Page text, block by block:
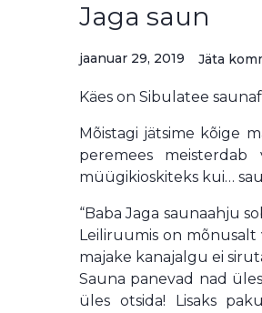
Jaga saun
jaanuar 29, 2019 Jäta
Käes on Sibulatee
Mõistagi jätsime kõige
peremees
müügikioskiteks kui…
“Baba Jaga saunaahju
Leiliruumis on
majake kanajalgu ei
Sauna panevad nad
üles otsida! Lisaks